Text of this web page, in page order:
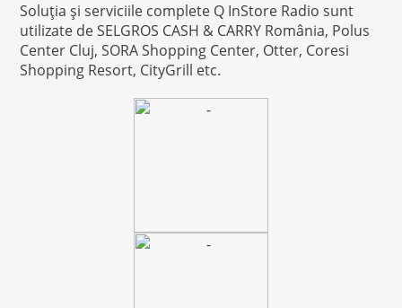
Soluţia şi serviciile complete Q InStore Radio sunt
utilizate de SELGROS CASH & CARRY România, Polus
Center Cluj, SORA Shopping Center, Otter, Coresi
Shopping Resort, CityGrill etc.